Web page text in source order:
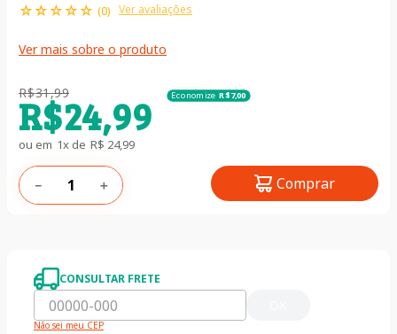
☆☆☆☆☆ (0) Ver avaliações
Ver mais sobre o produto
R$31,99 Economize R$7,00
R$24,99
ou em 1x de R$ 24,99
＋
－ Comprar
CONSULTAR FRETE
Não sei meu CEP